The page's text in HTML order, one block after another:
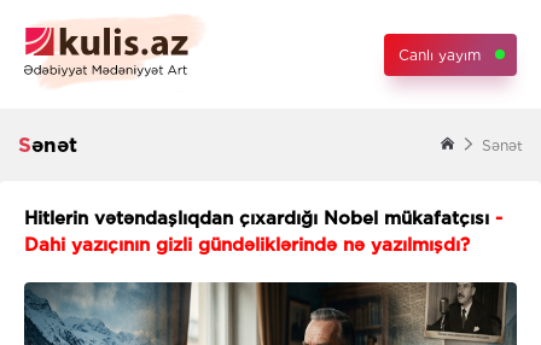
Canlı yayım
Sənət Sənət
Hitlerin vətəndaşlıqdan çıxardığı Nobel mükafatçısı -
Dahi yazıçının gizli gündəliklərində nə yazılmışdı?